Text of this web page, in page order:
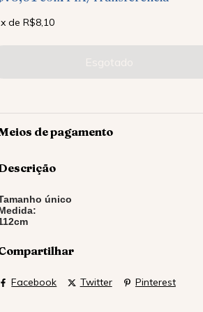
x de R$8,10
de pagamento
único
Facebook Twitter Pinterest